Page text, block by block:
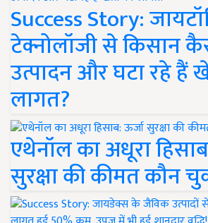
Success Story:
टेक्नोलॉजी से किसान
उत्पादन और घटा रहे हैं
लागत?
एथेनॉल का अधूरा
सुरक्षा की कीमत कौन